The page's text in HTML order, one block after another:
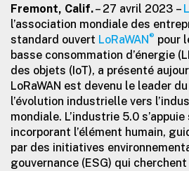
Fremont, Calif.– 27 avril 2023 –
l’association mondiale des
standard ouvert LoRaWAN® pour
basse consommation d’énergie
des objets (IoT), a présenté
LoRaWAN est devenu le leader
l’évolution industrielle vers
mondiale. L’industrie 5.0
incorporant l’élément humain,
par des initiatives
gouvernance (ESG) qui